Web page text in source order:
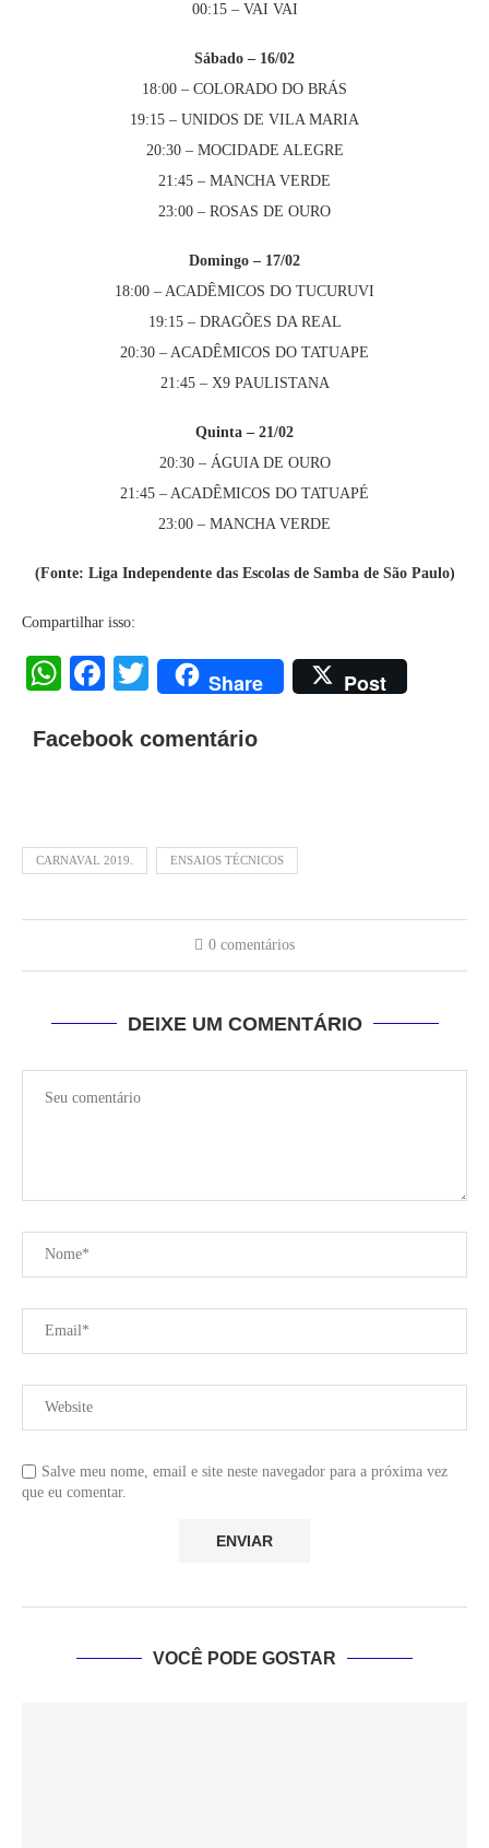
00:15 – VAI VAI
Sábado – 16/02
18:00 – COLORADO DO BRÁS
19:15 – UNIDOS DE VILA MARIA
20:30 – MOCIDADE ALEGRE
21:45 – MANCHA VERDE
23:00 – ROSAS DE OURO
Domingo – 17/02
18:00 – ACADÊMICOS DO TUCURUVI
19:15 – DRAGÕES DA REAL
20:30 – ACADÊMICOS DO TATUAPE
21:45 – X9 PAULISTANA
Quinta – 21/02
20:30 – ÁGUIA DE OURO
21:45 – ACADÊMICOS DO TATUAPÉ
23:00 – MANCHA VERDE
(Fonte: Liga Independente das Escolas de Samba de São Paulo)
Compartilhar isso:
WhatsApp
Facebook
Twitter
Share Post
Facebook comentário
CARNAVAL 2019. ENSAIOS TÉCNICOS
0 comentários
DEIXE UM COMENTÁRIO
Salve meu nome, email e site neste navegador para a próxima vez
que eu comentar.
VOCÊ PODE GOSTAR